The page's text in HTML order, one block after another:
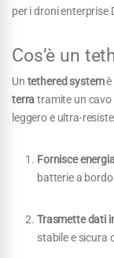
per i droni enterprise
Cos’è un
Un tethered systemè
terratramite un cavo
leggero e ultra-
Fornisce
batterie a bordo.
Trasmette dati
stabile e sicura